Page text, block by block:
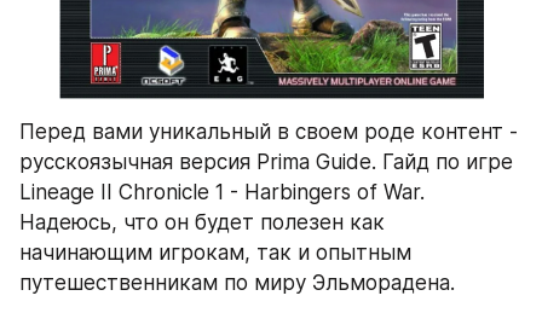
Перед вами уникальный в своем роде контент -
русскоязычная версия Prima Guide. Гайд по игре
Lineage II Chronicle 1 - Harbingers of War.
Надеюсь, что он будет полезен как
начинающим игрокам, так и опытным
путешественникам по миру Эльморадена.